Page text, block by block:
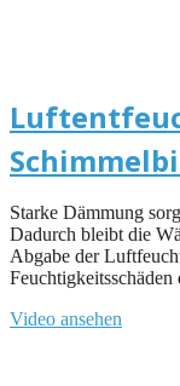
Starke Dämmung
Dadurch bleibt die
Abgabe der
Feuchtigkeitsschäden
Video ansehen